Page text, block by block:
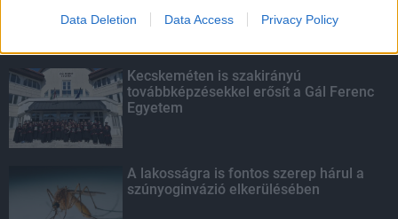
Data Deletion Data Access Privacy Policy
Kecskeméten is szakirányú
továbbképzésekkel erősít a Gál Ferenc
Egyetem
A lakosságra is fontos szerep hárul a
szúnyoginvázió elkerülésében